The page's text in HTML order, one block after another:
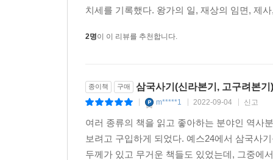
치세를 기록했다. 왕가의 일, 재상의 임면, 제
2명이 이 리뷰를 추천합니다.
종이책 구매 삼국사기(신라본기, 고구려본기)
m*****1 2022-09-04 신고
여러 종류의 책을 읽고 좋아하는 분야인 역사
보려고 구입하게 되었다. 예스24에서 삼국사
두께가 있고 무거운 책들도 있었는데, 그중에